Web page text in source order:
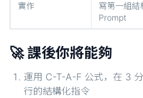
實作
寫第一組結
Prompt
🚀 課後你將能夠
運用 C-T-A-F 公式，在 3
行的結構化指令